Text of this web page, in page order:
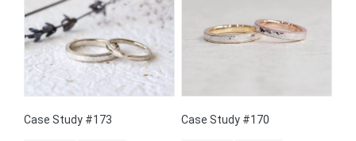
Case Study #173 Case Study #170